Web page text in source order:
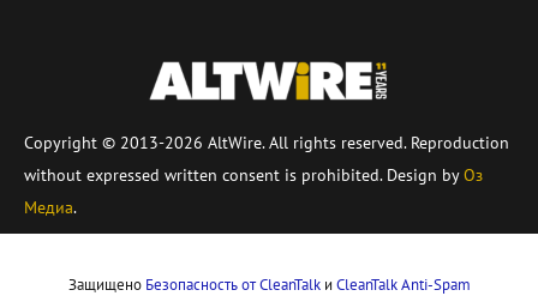
Copyright © 2013-2026 AltWire. All rights reserved. Reproduction
without expressed written consent is prohibited. Design byОз
Медиа.
Защищено Безопасность от CleanTalkи CleanTalk Anti-Spam